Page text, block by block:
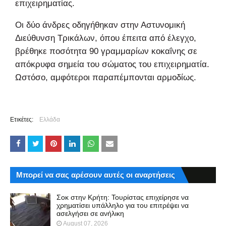
επιχειρηματίας.
Οι δύο άνδρες οδηγήθηκαν στην Αστυνομική
Διεύθυνση Τρικάλων, όπου έπειτα από έλεγχο,
βρέθηκε ποσότητα 90 γραμμαρίων κοκαΐνης σε
απόκρυφα σημεία του σώματος του επιχειρηματία.
Ωστόσο, αμφότεροι παραπέμπονται αρμοδίως.
Ετικέτες: Ελλάδα
Μπορεί να σας αρέσουν αυτές οι αναρτήσεις
Σοκ στην Κρήτη: Τουρίστας επιχείρησε να
χρηματίσει υπάλληλο για του επιτρέψει να
ασελγήσει σε ανήλικη
August 07, 2026